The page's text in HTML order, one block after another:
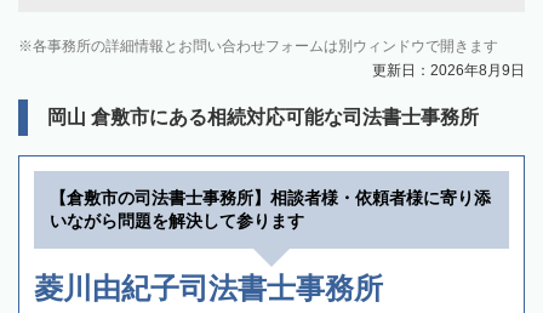
各事務所の詳細情報とお問い合わせフォームは別ウィンドウで開きます
更新日：2026年8月9日
岡山 倉敷市にある相続対応可能な司法書士事務所
【倉敷市の司法書士事務所】相談者様・依頼者様に寄り添
いながら問題を解決して参ります
菱川由紀子司法書士事務所